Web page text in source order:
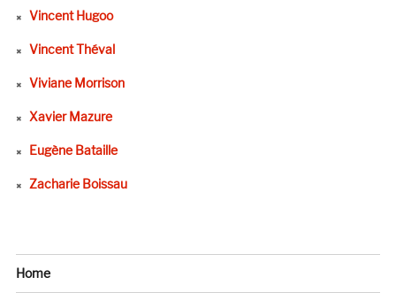
Vincent Hugoo
Vincent Théval
Viviane Morrison
Xavier Mazure
Eugène Bataille
Zacharie Boissau
Home